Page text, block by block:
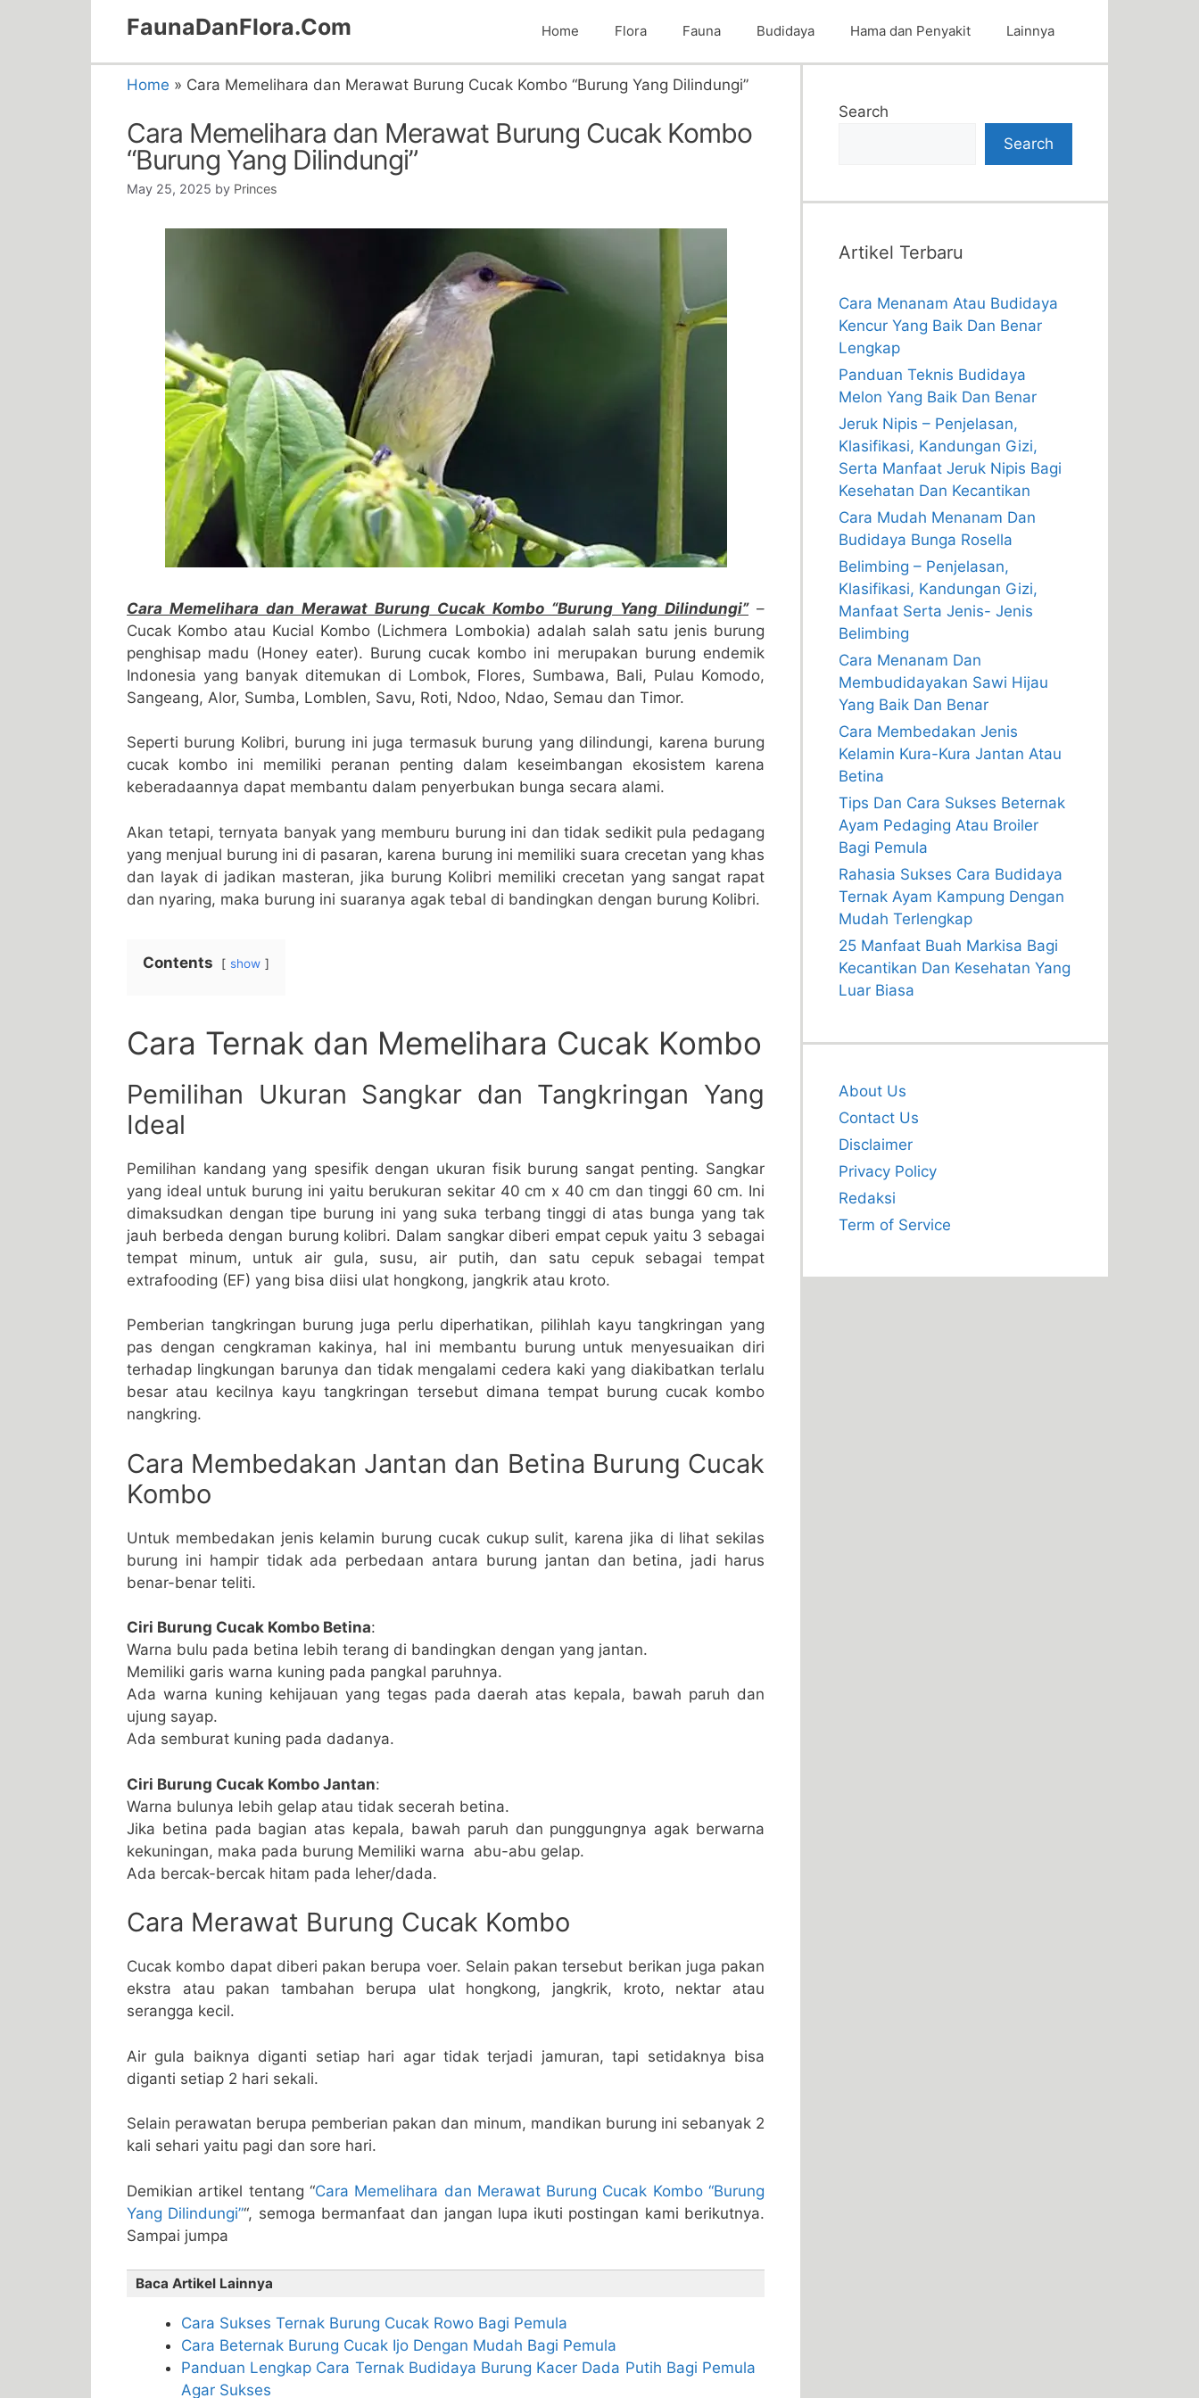
FaunaDanFlora.Com Home Flora Fauna Budidaya Hama dan Penyakit Lainnya
Home » Cara Memelihara dan Merawat Burung Cucak Kombo “Burung Yang Dilindungi”
Cara Memelihara dan Merawat Burung Cucak Kombo
“Burung Yang Dilindungi”
May 25, 2025 by Princes
Cara Memelihara dan Merawat Burung Cucak Kombo “Burung Yang Dilindungi”–
Cucak Kombo atau Kucial Kombo (Lichmera Lombokia) adalah salah satu jenis burung
penghisap madu (Honey eater). Burung cucak kombo ini merupakan burung endemik
Indonesia yang banyak ditemukan di Lombok, Flores, Sumbawa, Bali, Pulau Komodo,
Sangeang, Alor, Sumba, Lomblen, Savu, Roti, Ndoo, Ndao, Semau dan Timor.
Seperti burung Kolibri, burung ini juga termasuk burung yang dilindungi, karena burung
cucak kombo ini memiliki peranan penting dalam keseimbangan ekosistem karena
keberadaannya dapat membantu dalam penyerbukan bunga secara alami.
Akan tetapi, ternyata banyak yang memburu burung ini dan tidak sedikit pula pedagang
yang menjual burung ini di pasaran, karena burung ini memiliki suara crecetan yang khas
dan layak di jadikan masteran, jika burung Kolibri memiliki crecetan yang sangat rapat
dan nyaring, maka burung ini suaranya agak tebal di bandingkan dengan burung Kolibri.
Contents show
Cara Ternak dan Memelihara Cucak Kombo
Pemilihan Ukuran Sangkar dan Tangkringan Yang
Ideal
Pemilihan kandang yang spesifik dengan ukuran fisik burung sangat penting. Sangkar
yang ideal untuk burung ini yaitu berukuran sekitar 40 cm x 40 cm dan tinggi 60 cm. Ini
dimaksudkan dengan tipe burung ini yang suka terbang tinggi di atas bunga yang tak
jauh berbeda dengan burung kolibri. Dalam sangkar diberi empat cepuk yaitu 3 sebagai
tempat minum, untuk air gula, susu, air putih, dan satu cepuk sebagai tempat
extrafooding (EF) yang bisa diisi ulat hongkong, jangkrik atau kroto.
Pemberian tangkringan burung juga perlu diperhatikan, pilihlah kayu tangkringan yang
pas dengan cengkraman kakinya, hal ini membantu burung untuk menyesuaikan diri
terhadap lingkungan barunya dan tidak mengalami cedera kaki yang diakibatkan terlalu
besar atau kecilnya kayu tangkringan tersebut dimana tempat burung cucak kombo
nangkring.
Cara Membedakan Jantan dan Betina Burung Cucak
Kombo
Untuk membedakan jenis kelamin burung cucak cukup sulit, karena jika di lihat sekilas
burung ini hampir tidak ada perbedaan antara burung jantan dan betina, jadi harus
benar-benar teliti.
Ciri Burung Cucak Kombo Betina:
Warna bulu pada betina lebih terang di bandingkan dengan yang jantan.
Memiliki garis warna kuning pada pangkal paruhnya.
Ada warna kuning kehijauan yang tegas pada daerah atas kepala, bawah paruh dan
ujung sayap.
Ada semburat kuning pada dadanya.
Ciri Burung Cucak Kombo Jantan:
Warna bulunya lebih gelap atau tidak secerah betina.
Jika betina pada bagian atas kepala, bawah paruh dan punggungnya agak berwarna
kekuningan, maka pada burung Memiliki warna abu-abu gelap.
Ada bercak-bercak hitam pada leher/dada.
Cara Merawat Burung Cucak Kombo
Cucak kombo dapat diberi pakan berupa voer. Selain pakan tersebut berikan juga pakan
ekstra atau pakan tambahan berupa ulat hongkong, jangkrik, kroto, nektar atau
serangga kecil.
Air gula baiknya diganti setiap hari agar tidak terjadi jamuran, tapi setidaknya bisa
diganti setiap 2 hari sekali.
Selain perawatan berupa pemberian pakan dan minum, mandikan burung ini sebanyak 2
kali sehari yaitu pagi dan sore hari.
Demikian artikel tentang “Cara Memelihara dan Merawat Burung Cucak Kombo “Burung
Yang Dilindungi”“, semoga bermanfaat dan jangan lupa ikuti postingan kami berikutnya.
Sampai jumpa
Baca Artikel Lainnya
Cara Sukses Ternak Burung Cucak Rowo Bagi Pemula
Cara Beternak Burung Cucak Ijo Dengan Mudah Bagi Pemula
Panduan Lengkap Cara Ternak Budidaya Burung Kacer Dada Putih Bagi Pemula
Agar Sukses
Search
Search
Artikel Terbaru
Cara Menanam Atau Budidaya
Kencur Yang Baik Dan Benar
Lengkap
Panduan Teknis Budidaya
Melon Yang Baik Dan Benar
Jeruk Nipis – Penjelasan,
Klasifikasi, Kandungan Gizi,
Serta Manfaat Jeruk Nipis Bagi
Kesehatan Dan Kecantikan
Cara Mudah Menanam Dan
Budidaya Bunga Rosella
Belimbing – Penjelasan,
Klasifikasi, Kandungan Gizi,
Manfaat Serta Jenis- Jenis
Belimbing
Cara Menanam Dan
Membudidayakan Sawi Hijau
Yang Baik Dan Benar
Cara Membedakan Jenis
Kelamin Kura-Kura Jantan Atau
Betina
Tips Dan Cara Sukses Beternak
Ayam Pedaging Atau Broiler
Bagi Pemula
Rahasia Sukses Cara Budidaya
Ternak Ayam Kampung Dengan
Mudah Terlengkap
25 Manfaat Buah Markisa Bagi
Kecantikan Dan Kesehatan Yang
Luar Biasa
About Us
Contact Us
Disclaimer
Privacy Policy
Redaksi
Term of Service